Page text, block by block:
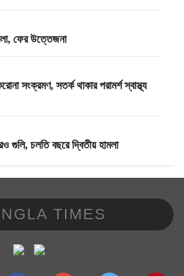
ফের উত্তেজনা
সংক্রমণ, সতর্ক থাকার পরামর্শ স্বাস্থ্য
গুলি, চলতি বছরে দ্বিতীয় হামলা
TIMES